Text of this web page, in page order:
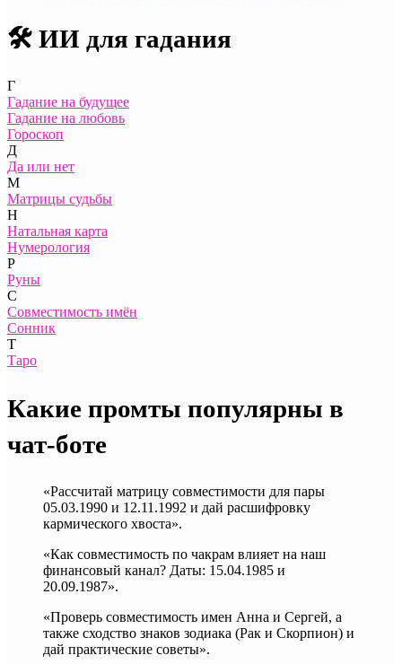
🛠️ ИИ для гадания
Г
Гадание на будущее
Гадание на любовь
Гороскоп
Д
Да или нет
М
Матрицы судьбы
Н
Натальная карта
Нумерология
Р
Руны
С
Совместимость имён
Сонник
Т
Таро
Какие промты популярны в
чат-боте
«Рассчитай матрицу совместимости для пары
05.03.1990 и 12.11.1992 и дай расшифровку
кармического хвоста».
«Как совместимость по чакрам влияет на наш
финансовый канал? Даты: 15.04.1985 и
20.09.1987».
«Проверь совместимость имен Анна и Сергей, а
также сходство знаков зодиака (Рак и Скорпион) и
дай практические советы».